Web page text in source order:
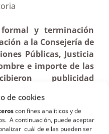
de cookies
con fines analíticos y de
A continuación, puede aceptar
cuál de ellas pueden ser
y terminación
a la Consejería de
Públicas, Justicia
e importe de las
publicidad
(24-03-2026)